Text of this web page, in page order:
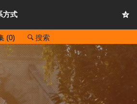
方式
(0) 搜索